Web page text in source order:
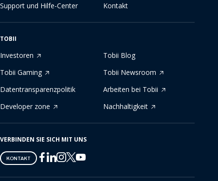
Support und Hilfe-Center
Kontakt
TOBII
Investoren
Tobii Blog
Tobii Gaming
Tobii Newsroom
Datentransparenzpolitik
Arbeiten bei Tobii
Developer zone
Nachhaltigkeit
VERBINDEN SIE SICH MIT UNS
KONTAKT
Tobii
on
Facebook
Tobii
on
Linkedin
Tobii
on
Instagram
Tobii
on
Twitter
Tobii
on
Youtube